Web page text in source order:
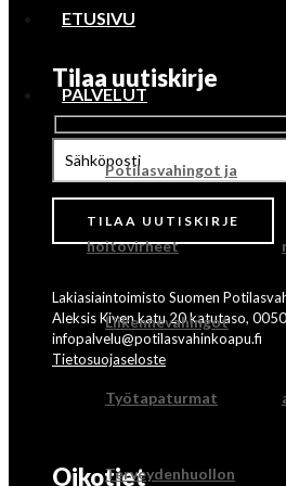
ETUSIVU
PALVELUT
Potilasvahingot ja
hoitovirheet
Liikennevahingot
Työtapaturmat
Terveydenhuollon
Tilaa uutiskirje
Lakiasiaintoimisto Suomen
Aleksis Kiven katu 20 katutaso,
infopalvelu@potilasvahinkoapu.fi
Tietosuojaseloste
Oikotiet